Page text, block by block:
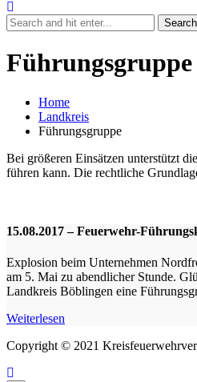
Führungsgruppe
Home
Landkreis
Führungsgruppe
Bei größeren Einsätzen unterstützt
führen kann. Die rechtliche
15.08.2017 – Feuerwehr-
Explosion beim Unternehmen
am 5. Mai zu abendlicher Stunde.
Landkreis Böblingen eine
Weiterlesen
Copyright © 2021